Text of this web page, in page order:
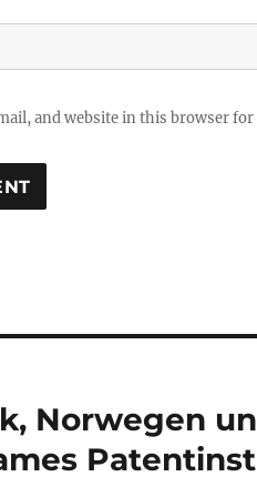
and website in this browser
Norwegen